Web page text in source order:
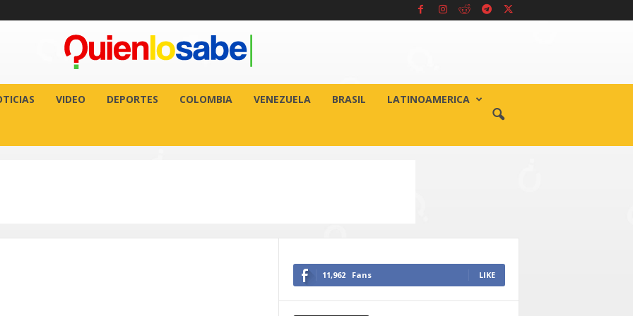
VIDEO DEPORTES COLOMBIA VENEZUELA BRASIL LATINOAMERICA
11,962 Fans LIKE